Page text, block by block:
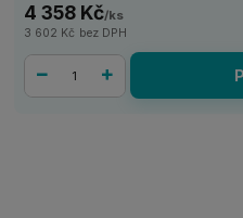
4 358 Kč/ks
3 602 Kč bez DPH